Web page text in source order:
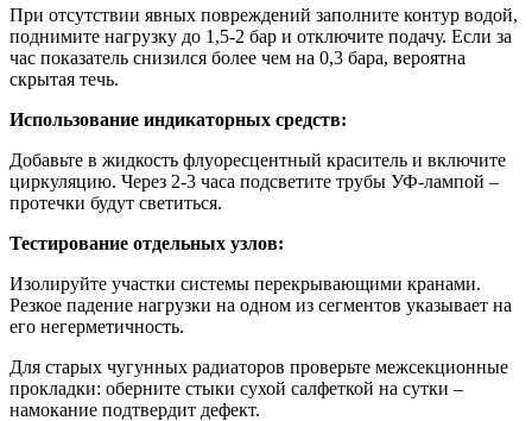
При отсутствии явных повреждений заполните контур водой,
поднимите нагрузку до 1,5-2 бар и отключите подачу. Если за
час показатель снизился более чем на 0,3 бара, вероятна
скрытая течь.
Использование индикаторных средств:
Добавьте в жидкость флуоресцентный краситель и включите
циркуляцию. Через 2-3 часа подсветите трубы УФ-лампой –
протечки будут светиться.
Тестирование отдельных узлов:
Изолируйте участки системы перекрывающими кранами.
Резкое падение нагрузки на одном из сегментов указывает на
его негерметичность.
Для старых чугунных радиаторов проверьте межсекционные
прокладки: оберните стыки сухой салфеткой на сутки –
намокание подтвердит дефект.